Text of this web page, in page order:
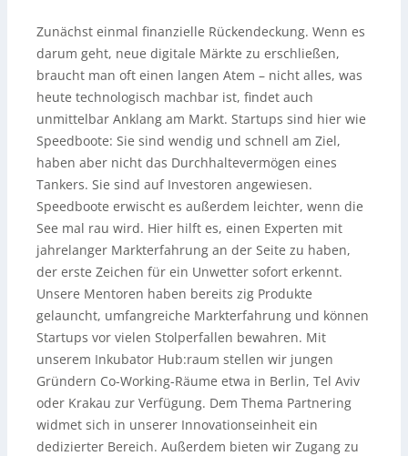
Zunächst einmal finanzielle Rückendeckung. Wenn es
darum geht, neue digitale Märkte zu erschließen,
braucht man oft einen langen Atem – nicht alles, was
heute technologisch machbar ist, findet auch
unmittelbar Anklang am Markt. Startups sind hier wie
Speedboote: Sie sind wendig und schnell am Ziel,
haben aber nicht das Durchhaltevermögen eines
Tankers. Sie sind auf Investoren angewiesen.
Speedboote erwischt es außerdem leichter, wenn die
See mal rau wird. Hier hilft es, einen Experten mit
jahrelanger Markterfahrung an der Seite zu haben,
der erste Zeichen für ein Unwetter sofort erkennt.
Unsere Mentoren haben bereits zig Produkte
gelauncht, umfangreiche Markterfahrung und können
Startups vor vielen Stolperfallen bewahren. Mit
unserem Inkubator Hub:raum stellen wir jungen
Gründern Co-Working-Räume etwa in Berlin, Tel Aviv
oder Krakau zur Verfügung. Dem Thema Partnering
widmet sich in unserer Innovationseinheit ein
dedizierter Bereich. Außerdem bieten wir Zugang zu